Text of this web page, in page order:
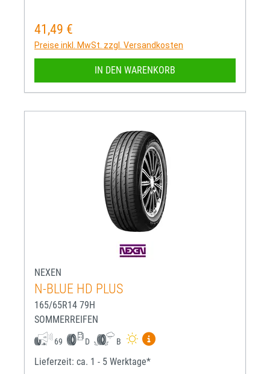
Regulärer Preis:
41,49 €
Preise inkl. MwSt. zzgl. Versandkosten
IN DEN WARENKORB
NEXEN
N-BLUE HD PLUS
165/65R14 79H
SOMMERREIFEN
69 D B
Mehr Informationen zum
Lieferzeit: ca. 1 - 5 Werktage*